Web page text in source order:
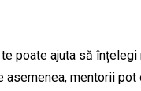
poate ajuta să
mentorii